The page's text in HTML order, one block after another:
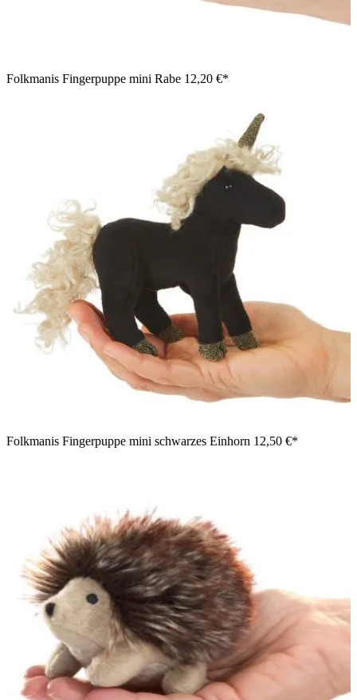
Folkmanis Fingerpuppe mini Rabe 12,20 €*
Folkmanis Fingerpuppe mini schwarzes Einhorn 12,50 €*